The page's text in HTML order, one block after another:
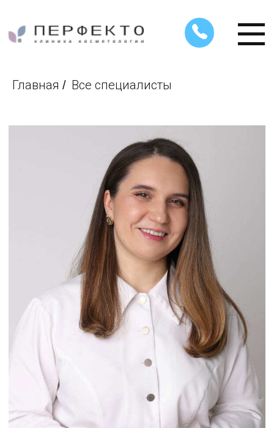
Главная / Все специалисты
Шацукевич Софья Александровна
Врач дерматовенеролог,